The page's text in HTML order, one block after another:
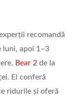
recomandă
luni, apoi 1–3
Bear 2 de la
El conferă
ridurile și oferă